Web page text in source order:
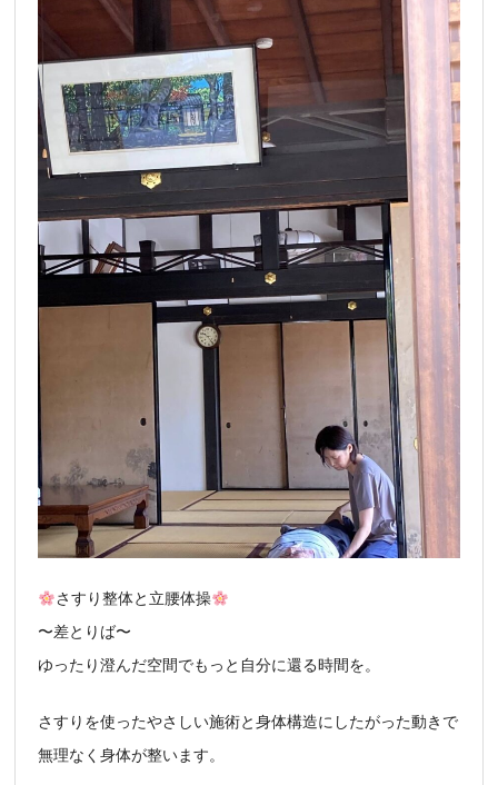
さすり整体と立腰体操
〜差とりば〜
ゆったり澄んだ空間でもっと自分に還る時間を。
さすりを使ったやさしい施術と身体構造にしたがった動きで
無理なく身体が整います。